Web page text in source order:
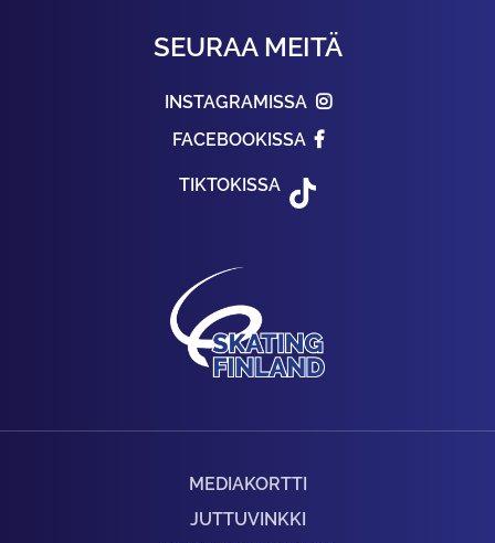
SEURAA MEITÄ
INSTAGRAMISSA
FACEBOOKISSA
TIKTOKISSA
MEDIAKORTTI
JUTTUVINKKI